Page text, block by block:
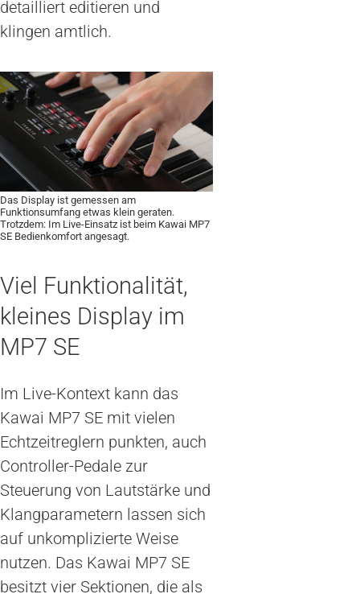
detailliert editieren und
klingen amtlich.
Das Display ist gemessen am
Funktionsumfang etwas klein geraten.
Trotzdem: Im Live-Einsatz ist beim Kawai MP7
SE Bedienkomfort angesagt.
Viel Funktionalität,
kleines Display im
MP7 SE
Im Live-Kontext kann das
Kawai MP7 SE mit vielen
Echtzeitreglern punkten, auch
Controller-Pedale zur
Steuerung von Lautstärke und
Klangparametern lassen sich
auf unkomplizierte Weise
nutzen. Das Kawai MP7 SE
besitzt vier Sektionen, die als